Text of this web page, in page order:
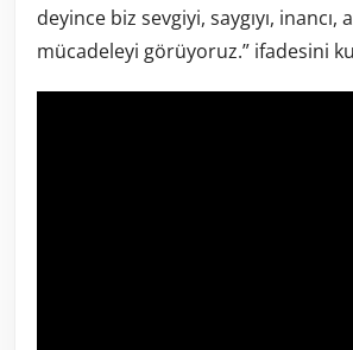
deyince biz sevgiyi, saygıyı, inancı,
mücadeleyi görüyoruz.” ifadesini